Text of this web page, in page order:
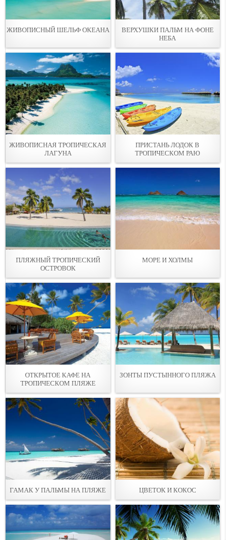
ЖИВОПИСНЫЙ ШЕЛЬФ ОКЕАНА
ВЕРХУШКИ ПАЛЬМ НА ФОНЕ
НЕБА
ЖИВОПИСНАЯ ТРОПИЧЕСКАЯ
ЛАГУНА
ПРИСТАНЬ ЛОДОК В
ТРОПИЧЕСКОМ РАЮ
ПЛЯЖНЫЙ ТРОПИЧЕСКИЙ
ОСТРОВОК
МОРЕ И ХОЛМЫ
ОТКРЫТОЕ КАФЕ НА
ТРОПИЧЕСКОМ ПЛЯЖЕ
ЗОНТЫ ПУСТЫННОГО ПЛЯЖА
ГАМАК У ПАЛЬМЫ НА ПЛЯЖЕ ЦВЕТОК И КОКОС